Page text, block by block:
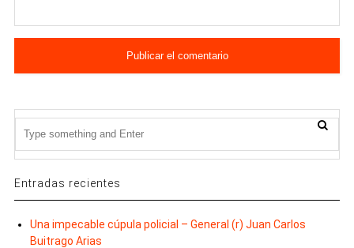
Entradas recientes
Una impecable cúpula policial – General (r) Juan Carlos
Buitrago Arias